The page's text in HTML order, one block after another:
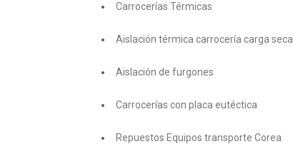
Carrocerías Térmicas
Aislación térmica carrocería carga seca
Aislación de furgones
Carrocerías con placa eutéctica
Repuestos Equipos transporte Corea